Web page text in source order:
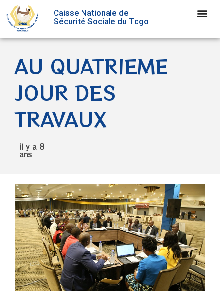
Caisse Nationale de
Sécurité Sociale du Togo
AU QUATRIEME
JOUR DES
TRAVAUX
il y a 8
ans